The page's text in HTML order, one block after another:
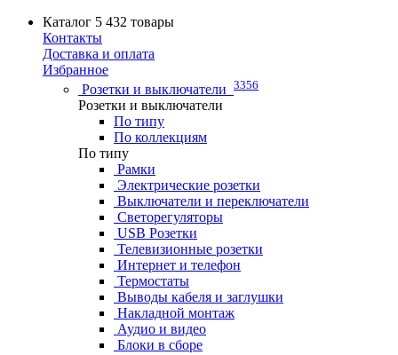
Каталог 5 432 товары
Контакты
Доставка и оплата
Избранное
Розетки и выключатели 3356
Розетки и выключатели
По типу
По коллекциям
По типу
Рамки
Электрические розетки
Выключатели и переключатели
Светорегуляторы
USB Розетки
Телевизионные розетки
Интернет и телефон
Термостаты
Выводы кабеля и заглушки
Накладной монтаж
Аудио и видео
Блоки в сборе